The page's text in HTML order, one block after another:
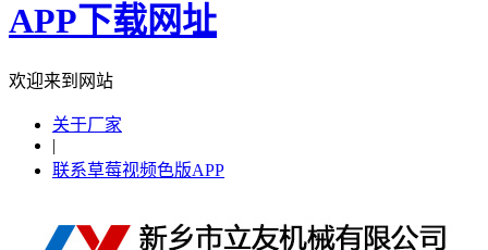
APP下载网址
欢迎来到网站
关于厂家
|
联系草莓视频色版APP